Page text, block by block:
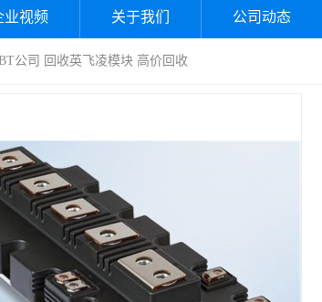
业视频 关于我们 公司动态
公司 回收英飞凌模块 高价回收